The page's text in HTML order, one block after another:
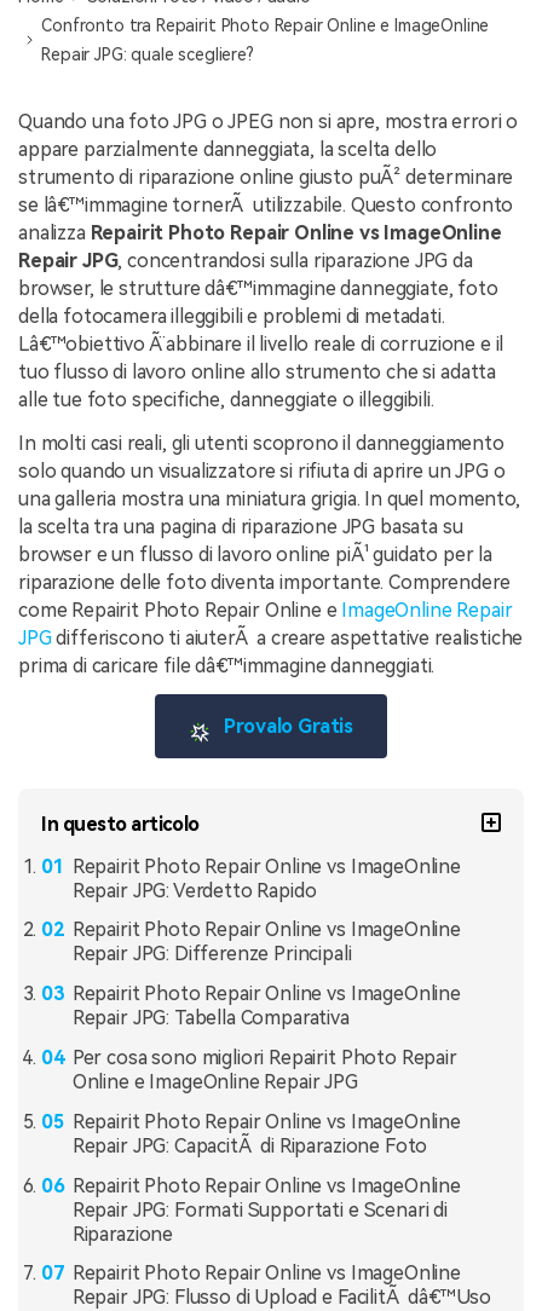
NovitÃ
search
Confronto tra Repairit Photo Repair Online e ImageOnline
Repair JPG: quale scegliere?
Quando una foto JPG o JPEG non si apre, mostra errori o
appare parzialmente danneggiata, la scelta dello
strumento di riparazione online giusto puÃ² determinare
se lâ€™immagine tornerÃ utilizzabile. Questo confronto
analizza Repairit Photo Repair Online vs ImageOnline
Repair JPG, concentrandosi sulla riparazione JPG da
browser, le strutture dâ€™immagine danneggiate, foto
della fotocamera illeggibili e problemi di metadati.
Lâ€™obiettivo Ã¨ abbinare il livello reale di corruzione e il
tuo flusso di lavoro online allo strumento che si adatta
alle tue foto specifiche, danneggiate o illeggibili.
In molti casi reali, gli utenti scoprono il danneggiamento
solo quando un visualizzatore si rifiuta di aprire un JPG o
una galleria mostra una miniatura grigia. In quel momento,
la scelta tra una pagina di riparazione JPG basata su
browser e un flusso di lavoro online piÃ¹ guidato per la
riparazione delle foto diventa importante. Comprendere
come Repairit Photo Repair Online e ImageOnline Repair
JPGdifferiscono ti aiuterÃ a creare aspettative realistiche
prima di caricare file dâ€™immagine danneggiati.
Provalo Gratis
In questo articolo
Repairit Photo Repair Online vs ImageOnline
Repair JPG: Verdetto Rapido
Repairit Photo Repair Online vs ImageOnline
Repair JPG: Differenze Principali
Repairit Photo Repair Online vs ImageOnline
Repair JPG: Tabella Comparativa
Per cosa sono migliori Repairit Photo Repair
Online e ImageOnline Repair JPG
Repairit Photo Repair Online vs ImageOnline
Repair JPG: CapacitÃ di Riparazione Foto
Repairit Photo Repair Online vs ImageOnline
Repair JPG: Formati Supportati e Scenari di
Riparazione
Repairit Photo Repair Online vs ImageOnline
Repair JPG: Flusso di Upload e FacilitÃ dâ€™Uso